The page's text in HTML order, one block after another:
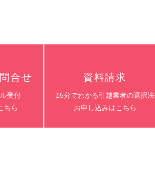
合せ
受付
ちら
資料請求
15分でわかる引越業者の選択法
お申し込みはこちら